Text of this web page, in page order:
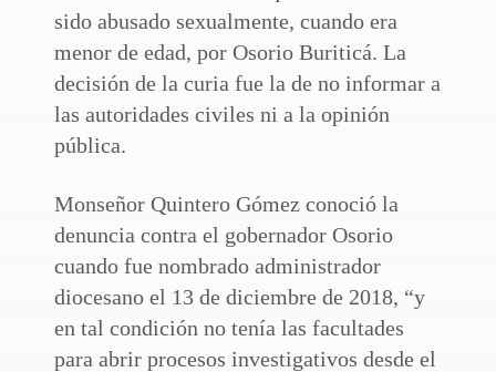
sido abusado sexualmente, cuando era
menor de edad, por Osorio Buriticá. La
decisión de la curia fue la de no informar a
las autoridades civiles ni a la opinión
pública.
Monseñor Quintero Gómez conoció la
denuncia contra el gobernador Osorio
cuando fue nombrado administrador
diocesano el 13 de diciembre de 2018, “y
en tal condición no tenía las facultades
para abrir procesos investigativos desde el